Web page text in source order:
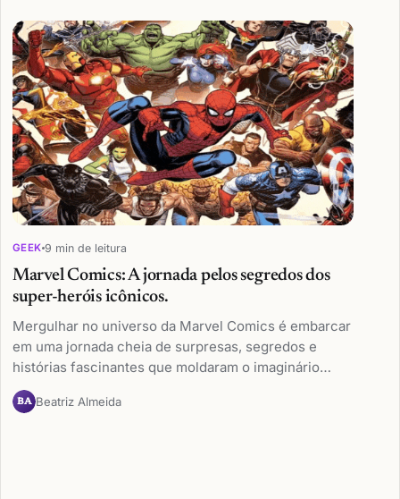
GEEK 9 min de leitura
Marvel Comics: A jornada pelos segredos dos
super-heróis icônicos.
Mergulhar no universo da Marvel Comics é embarcar
em uma jornada cheia de surpresas, segredos e
histórias fascinantes que moldaram o imaginário…
BA Beatriz Almeida